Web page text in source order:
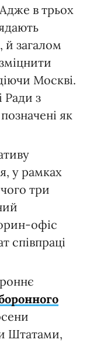
в трьох
й загалом
Москві.
Ради з
позначені як
у рамках
три
офіс
співпраці
Штатами,